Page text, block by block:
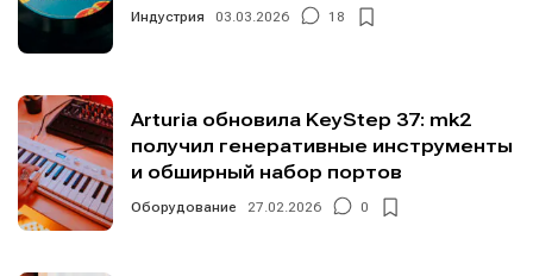
Индустрия 03.03.2026 18
Arturia обновила KeyStep 37: mk2
получил генеративные инструменты
и обширный набор портов
Оборудование 27.02.2026 0